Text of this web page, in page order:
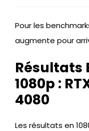
Pour les
augmente pour
Résultats
1080p :
4080
Les résultats en